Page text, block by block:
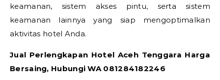
keamanan, sistem akses pintu, serta sistem
keamanan lainnya yang siap mengoptimalkan
aktivitas hotel Anda.
Jual Perlengkapan Hotel Aceh Tenggara Harga
Bersaing, Hubungi WA 081284182246